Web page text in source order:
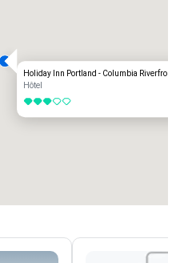
Holiday Inn Portland - Columbia Riverfront
Hôtel
3 sur 5